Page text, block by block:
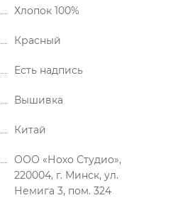
Хлопок 100%
Красный
Есть надпись
Вышивка
Китай
ООО «Нохо Студио»,
220004, г. Минск, ул.
Немига 3, пом. 324